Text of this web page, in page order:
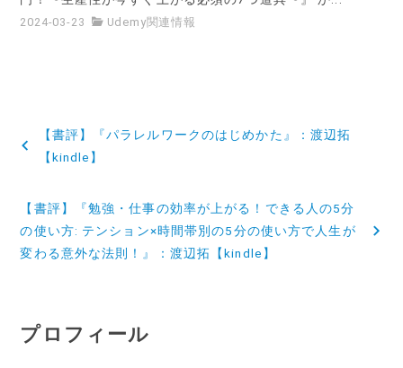
2024-03-23 Udemy関連情報
稿
ビ
ゲ
シ
【書評】『パラレルワークのはじめかた』：渡辺拓
【kindle】
【書評】『勉強・仕事の効率が上がる！できる人の5分
の使い方: テンション×時間帯別の5分の使い方で人生が
変わる意外な法則！』：渡辺拓【kindle】
プロフィール